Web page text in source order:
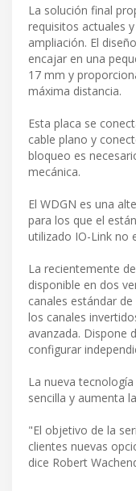
La solución final
requisitos actuales
ampliación. El
encajar en una
17 mm y
máxima distancia.
Esta placa se
cable plano y
bloqueo es
mecánica.
El WDGN es una
para los que el
utilizado IO-Link no
La recientemente
disponible en dos
canales estándar
los canales
avanzada. Dispone
configurar
La nueva
sencilla y aumenta
"El objetivo de la
clientes nuevas
dice Robert